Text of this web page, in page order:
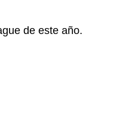
de este año.